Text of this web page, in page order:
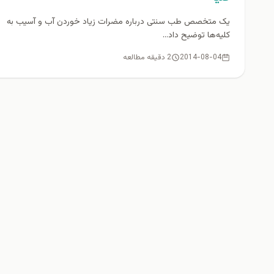
یک متخصص طب سنتی درباره مضرات زیاد خوردن آب و آسیب به
کلیه‌ها توضیح داد...
2014-08-04 2 دقیقه مطالعه